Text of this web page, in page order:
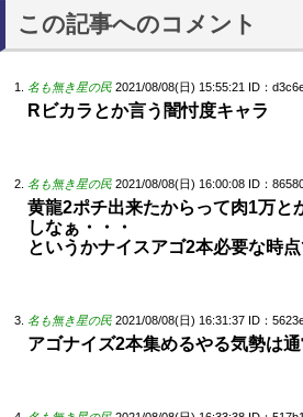
この記事へのコメント
名も無き星の民 2021/08/08(日) 15:55:21 ID：
Rビカラとか言う闇忖度キャラ
名も無き星の民 2021/08/08(日) 16:00:08 ID：
黄龍2ポチ出来たからって肉1万と
しなぁ・・・
というかナイスアゴ2本必要な時
名も無き星の民 2021/08/08(日) 16:31:37 ID：
アゴナイズ2本集めるやる気勢は